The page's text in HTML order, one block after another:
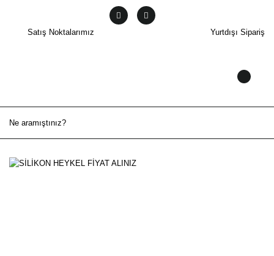
Satış Noktalarımız Yurtdışı Sipariş